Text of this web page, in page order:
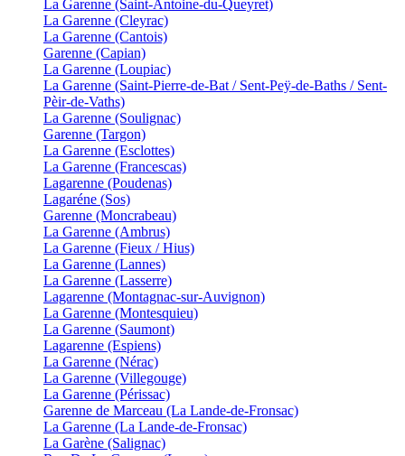
La Garenne (Saint-Antoine-du-Queyret)
La Garenne (Cleyrac)
La Garenne (Cantois)
Garenne (Capian)
La Garenne (Loupiac)
La Garenne (Saint-Pierre-de-Bat / Sent-Peÿ-de-Baths / Sent-
Pèir-de-Vaths)
La Garenne (Soulignac)
Garenne (Targon)
La Garenne (Esclottes)
La Garenne (Francescas)
Lagarenne (Poudenas)
Lagaréne (Sos)
Garenne (Moncrabeau)
La Garenne (Ambrus)
La Garenne (Fieux / Hius)
La Garenne (Lannes)
La Garenne (Lasserre)
Lagarenne (Montagnac-sur-Auvignon)
La Garenne (Montesquieu)
La Garenne (Saumont)
Lagarenne (Espiens)
La Garenne (Nérac)
La Garenne (Villegouge)
La Garenne (Périssac)
Garenne de Marceau (La Lande-de-Fronsac)
La Garenne (La Lande-de-Fronsac)
La Garène (Salignac)